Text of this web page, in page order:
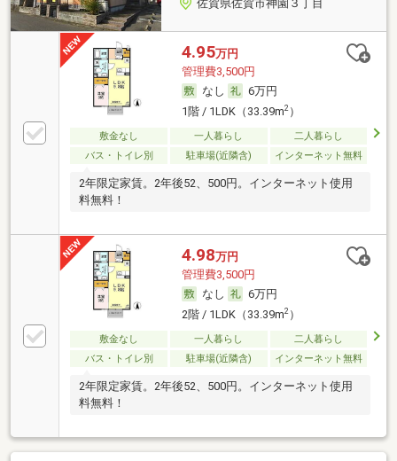
佐賀県佐賀市神園３丁目
4.95万円
管理費3,500円
なし
6万円
1階 / 1LDK（33.39m2）
敷金なし 一人暮らし
二人暮らし
バス・トイレ別
駐車場(近隣含) インターネット無料
2年限定家賃。2年後52、500円。インターネット使用
料無料！
4.98万円
管理費3,500円
なし
6万円
2階 / 1LDK（33.39m2）
敷金なし 一人暮らし
二人暮らし
バス・トイレ別
駐車場(近隣含) インターネット無料
2年限定家賃。2年後52、500円。インターネット使用
料無料！